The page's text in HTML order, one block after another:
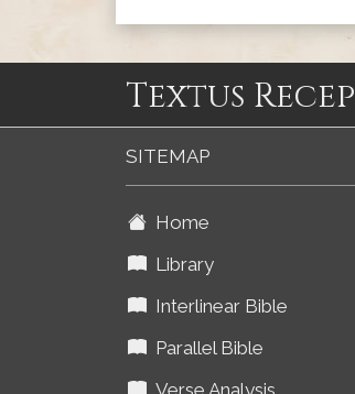
Textus
SITEMAP
Home
Library
Interlinear Bible
Parallel Bible
Verse Analysis